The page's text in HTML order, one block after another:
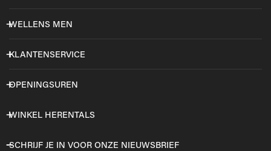
WELLENS MEN
KLANTENSERVICE
OPENINGSUREN
WINKEL HERENTALS
SCHRIJF JE IN VOOR ONZE NIEUWSBRIEF